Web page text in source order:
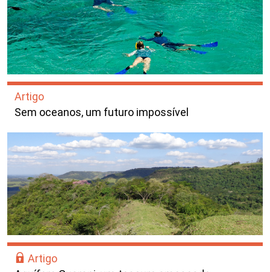
Artigo
Sem oceanos, um futuro impossível
Artigo